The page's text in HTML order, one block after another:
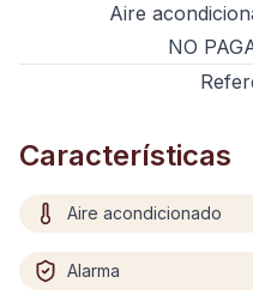
Aire
NO
Características
Aire acondicionado
Alarma